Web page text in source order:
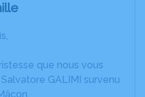
que nous vous
GALIMI survenu